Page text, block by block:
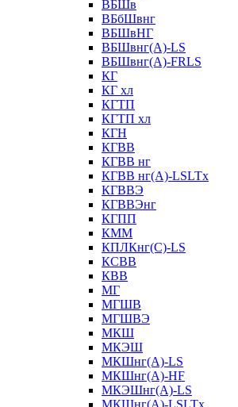
ВБШв
ВБбШвнг
ВБШвНГ
ВБШвнг(А)-LS
ВБШвнг(А)-FRLS
КГ
КГ хл
КГТП
КГТП хл
КГН
КГВВ
КГВВ нг
КГВВ нг(А)-LSLTx
КГВВЭ
КГВВЭнг
КГПП
КММ
КПЛКнг(C)-LS
КСВВ
КВВ
МГ
МГШВ
МГШВЭ
МКШ
МКЭШ
МКШнг(А)-LS
МКШнг(А)-HF
МКЭШнг(А)-LS
МКШнг(А)-LSLTx